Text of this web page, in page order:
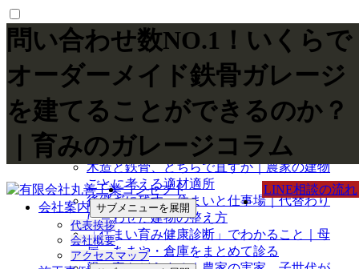
問い合わせ数NO.1！いくらで
オーダーメイド鉄骨ガレージ
を建てることができるのか？
｜育みのガレージコラム
LINE相談の流れ
コンセプト
会社案内 サブメニューを展開
代表挨拶
会社概要
アクセスマップ
最新の投稿
牛舎・豚舎・厩舎を建てる前に｜家畜と
人、両方が働きやすい畜舎の考え方
木造と鉄骨、どちらで直すか｜農家の建物
ごとに考える適材適所
後継ぎに残す、住まいと仕事場｜代替わり
に合わせた建物の整え方
「住まい育み健康診断」でわかること｜母
屋・あまや・倉庫をまとめて診る